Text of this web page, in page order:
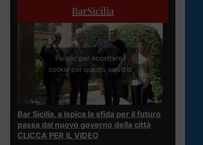
BarSicilia
Fai clic per accettare i
cookie per questo servizio
Bar Sicilia, a Ispica la sfida per il futuro
passa dal nuovo governo della città
CLICCA PER IL VIDEO